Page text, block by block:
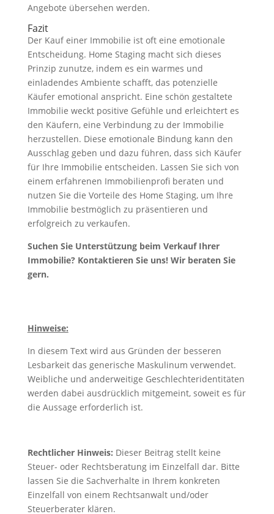
Angebote übersehen werden.
Fazit
Der Kauf einer Immobilie ist oft eine emotionale
Entscheidung. Home Staging macht sich dieses
Prinzip zunutze, indem es ein warmes und
einladendes Ambiente schafft, das potenzielle
Käufer emotional anspricht. Eine schön gestaltete
Immobilie weckt positive Gefühle und erleichtert es
den Käufern, eine Verbindung zu der Immobilie
herzustellen. Diese emotionale Bindung kann den
Ausschlag geben und dazu führen, dass sich Käufer
für Ihre Immobilie entscheiden. Lassen Sie sich von
einem erfahrenen Immobilienprofi beraten und
nutzen Sie die Vorteile des Home Staging, um Ihre
Immobilie bestmöglich zu präsentieren und
erfolgreich zu verkaufen.
Suchen Sie Unterstützung beim Verkauf Ihrer
Immobilie? Kontaktieren Sie uns! Wir beraten Sie
gern.
Hinweise:
In diesem Text wird aus Gründen der besseren
Lesbarkeit das generische Maskulinum verwendet.
Weibliche und anderweitige Geschlechteridentitäten
werden dabei ausdrücklich mitgemeint, soweit es für
die Aussage erforderlich ist.
Rechtlicher Hinweis: Dieser Beitrag stellt keine
Steuer- oder Rechtsberatung im Einzelfall dar. Bitte
lassen Sie die Sachverhalte in Ihrem konkreten
Einzelfall von einem Rechtsanwalt und/oder
Steuerberater klären.